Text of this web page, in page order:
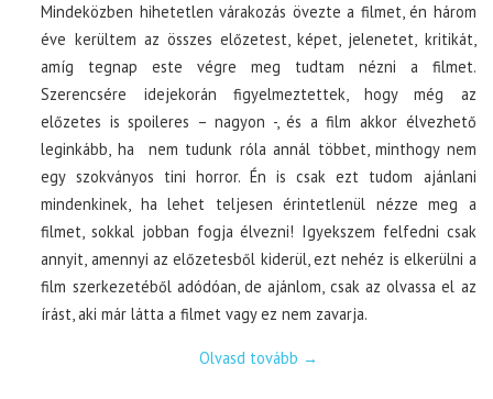
Mindeközben hihetetlen várakozás övezte a filmet, én három
éve kerültem az összes előzetest, képet, jelenetet, kritikát,
amíg tegnap este végre meg tudtam nézni a filmet.
Szerencsére idejekorán figyelmeztettek, hogy még az
előzetes is spoileres – nagyon -, és a film akkor élvezhető
leginkább, ha nem tudunk róla annál többet, minthogy nem
egy szokványos tini horror. Én is csak ezt tudom ajánlani
mindenkinek, ha lehet teljesen érintetlenül nézze meg a
filmet, sokkal jobban fogja élvezni! Igyekszem felfedni csak
annyit, amennyi az előzetesből kiderül, ezt nehéz is elkerülni a
film szerkezetéből adódóan, de ajánlom, csak az olvassa el az
írást, aki már látta a filmet vagy ez nem zavarja.
Olvasd tovább →